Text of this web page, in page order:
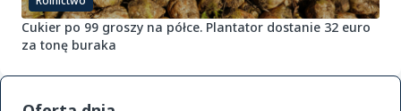
Cukier po 99 groszy na półce. Plantator dostanie 32 euro
za tonę buraka